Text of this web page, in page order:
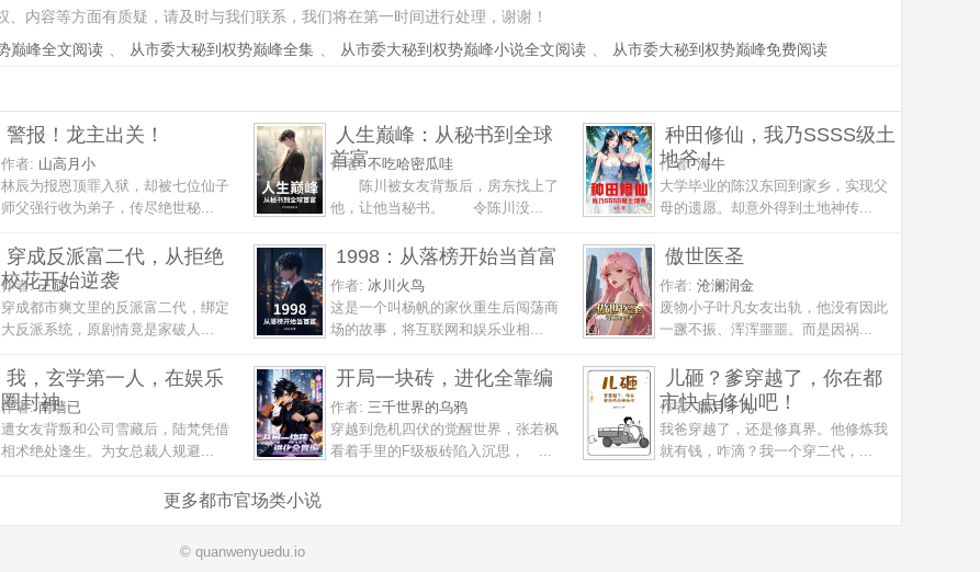
、内容等方面有质疑，请及时与我们联系，我们将在第一时间进行处理，谢谢！
巅峰全文阅读 、 从市委大秘到权势巅峰全集 、 从市委大秘到权势巅峰小说全文阅读 、 从市委大秘到权势巅峰免费阅读
警报！龙主出关！
作者: 山高月小
林辰为报恩顶罪入狱，却被七位仙子
师父强行收为弟子，传尽绝世秘...
人生巅峰：从秘书到全球
首富
作者:不吃哈密瓜哇
陈川被女友背叛后，房东找上了
他，让他当秘书。 令陈川没...
种田修仙，我乃SSSS级土
地爷！
作者:海牛
大学毕业的陈汉东回到家乡，实现父
母的遗愿。却意外得到土地神传...
穿成反派富二代，从拒绝
校花开始逆袭
作者:王旋
穿成都市爽文里的反派富二代，绑定
大反派系统，原剧情竟是家破人...
1998：从落榜开始当首富
作者: 冰川火鸟
这是一个叫杨帆的家伙重生后闯荡商
场的故事，将互联网和娱乐业相...
傲世医圣
作者: 沧澜润金
废物小子叶凡女友出轨，他没有因此
一蹶不振、浑浑噩噩。而是因祸...
我，玄学第一人，在娱乐
圈封神
作者:南墙已
遭女友背叛和公司雪藏后，陆梵凭借
相术绝处逢生。为女总裁人规避...
开局一块砖，进化全靠编
作者: 三千世界的乌鸦
穿越到危机四伏的觉醒世界，张若枫
看着手里的F级板砖陷入沉思， ...
儿砸？爹穿越了，你在都
市快点修仙吧！
作者:腊月十九
我爸穿越了，还是修真界。他修炼我
就有钱，咋滴？我一个穿二代，...
更多都市官场类小说
© quanwenyuedu.io